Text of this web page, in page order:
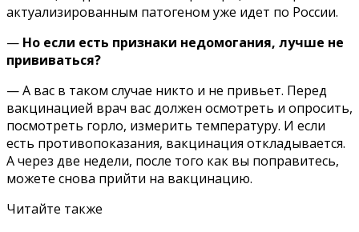
актуализированным патогеном уже идет по России.
— Но если есть признаки недомогания, лучше не
прививаться?
— А вас в таком случае никто и не привьет. Перед
вакцинацией врач вас должен осмотреть и опросить,
посмотреть горло, измерить температуру. И если
есть противопоказания, вакцинация откладывается.
А через две недели, после того как вы поправитесь,
можете снова прийти на вакцинацию.
Читайте также